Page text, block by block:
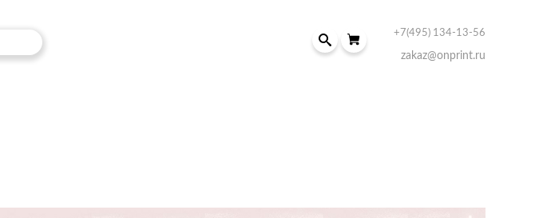
+7(495) 134-13-56
zakaz@onprint.ru